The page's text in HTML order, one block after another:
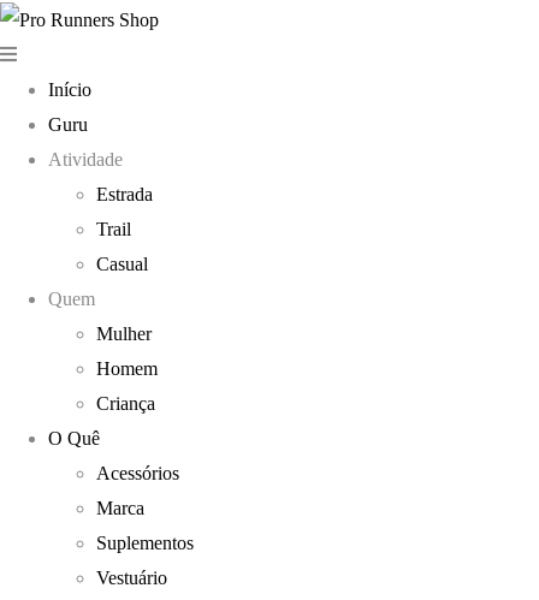
Início
Guru
Atividade
Estrada
Trail
Casual
Quem
Mulher
Homem
Criança
O Quê
Acessórios
Marca
Suplementos
Vestuário